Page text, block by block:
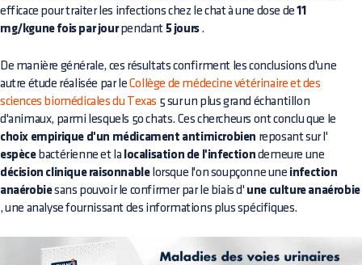
efficace pour traiter les infections chez le chat à une dose de11
mg/kgune fois par jourpendant 5 jours.
De manière générale, ces résultats confirment les conclusions d'une
autre étude réalisée par le Collège de médecine vétérinaire et des
sciences biomédicales du Texas 5 sur un plus grand échantillon
d'animaux, parmi lesquels 50 chats. Ces chercheurs ont conclu que le
choix empirique d'un médicament antimicrobien reposant sur l'
espècebactérienne et la localisation de l'infection demeure une
décision clinique raisonnablelorsque l'on soupçonne une infection
anaérobiesans pouvoir le confirmer par le biais d' une culture anaérobie
, une analyse fournissant des informations plus spécifiques.